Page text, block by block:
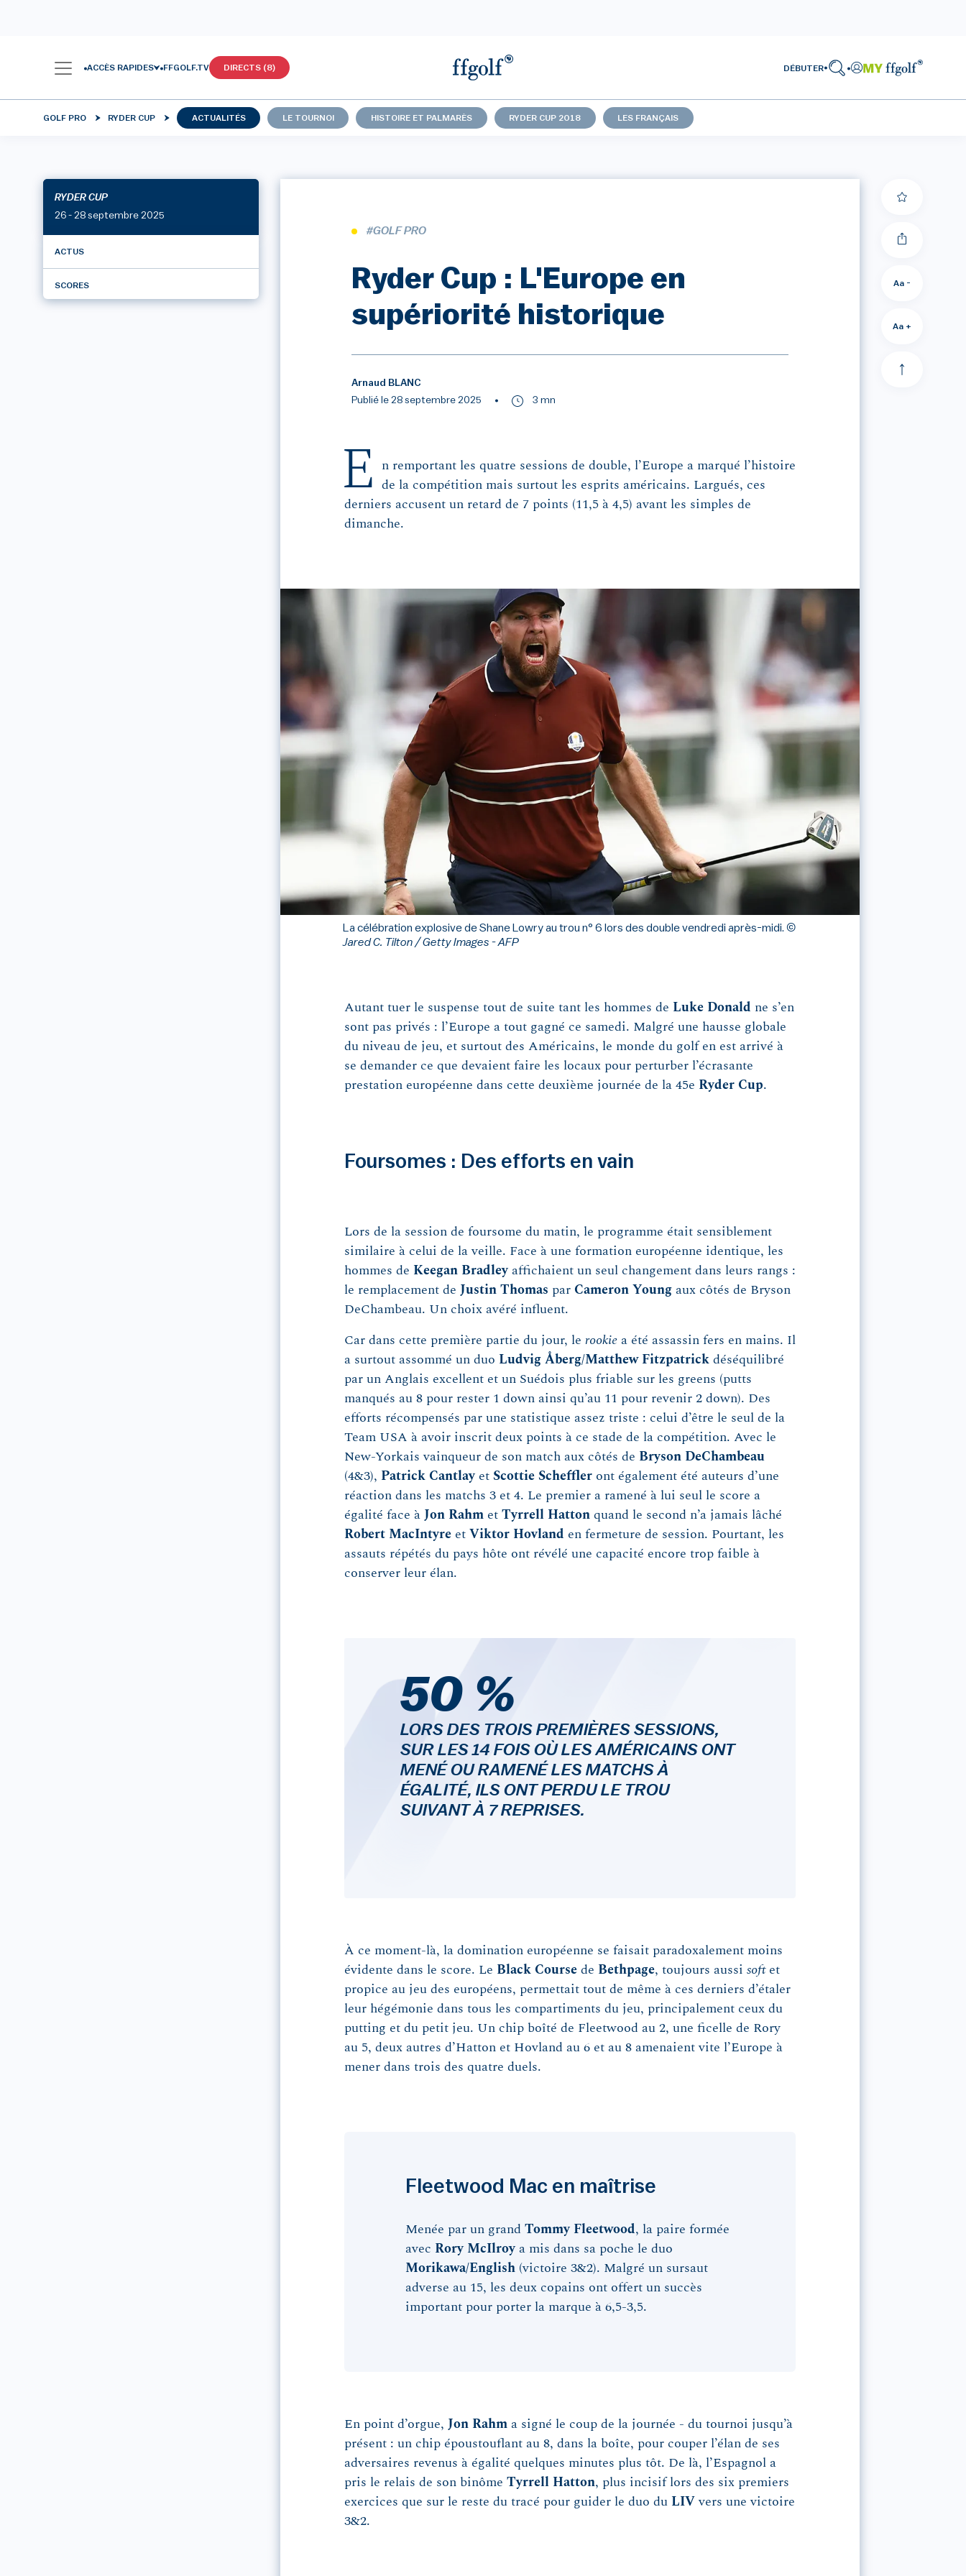
ACCÈS RAPIDES FFGOLF.TV DIRECTS (8) DÉBUTER
GOLF PRO RYDER CUP ACTUALITÉS LE TOURNOI HISTOIRE ET PALMARÈS RYDER CUP 2018 LES FRANÇAIS
RYDER CUP
26 - 28 septembre 2025
ACTUS
SCORES
#GOLF PRO
Ryder Cup : L'Europe en
supériorité historique
Arnaud BLANC
Publié le 28 septembre 2025
3 mn
E
n remportant les quatre sessions de double, l’Europe a marqué l’histoire
de la compétition mais surtout les esprits américains. Largués, ces
derniers accusent un retard de 7 points (11,5 à 4,5) avant les simples de
dimanche.
La célébration explosive de Shane Lowry au trou n° 6 lors des double vendredi après-midi. ©
Jared C. Tilton / Getty Images - AFP
Autant tuer le suspense tout de suite tant les hommes de Luke Donald ne s’en
sont pas privés : l’Europe a tout gagné ce samedi. Malgré une hausse globale
du niveau de jeu, et surtout des Américains, le monde du golf en est arrivé à
se demander ce que devaient faire les locaux pour perturber l’écrasante
prestation européenne dans cette deuxième journée de la 45e Ryder Cup.
Foursomes : Des efforts en vain
Lors de la session de foursome du matin, le programme était sensiblement
similaire à celui de la veille. Face à une formation européenne identique, les
hommes de Keegan Bradleyaffichaient un seul changement dans leurs rangs :
le remplacement de Justin Thomas par Cameron Youngaux côtés de Bryson
DeChambeau. Un choix avéré influent.
Car dans cette première partie du jour, le rookiea été assassin fers en mains. Il
a surtout assommé un duo Ludvig Åberg/Matthew Fitzpatrickdéséquilibré
par un Anglais excellent et un Suédois plus friable sur les greens (putts
manqués au 8 pour rester 1 down ainsi qu’au 11 pour revenir 2 down). Des
efforts récompensés par une statistique assez triste : celui d’être le seul de la
Team USA à avoir inscrit deux points à ce stade de la compétition. Avec le
New-Yorkais vainqueur de son match aux côtés de Bryson DeChambeau
(4&3), Patrick Cantlayet Scottie Scheffleront également été auteurs d’une
réaction dans les matchs 3 et 4. Le premier a ramené à lui seul le score a
égalité face à Jon Rahm et Tyrrell Hattonquand le second n’a jamais lâché
Robert MacIntyreet Viktor Hovland en fermeture de session. Pourtant, les
assauts répétés du pays hôte ont révélé une capacité encore trop faible à
conserver leur élan.
50 %
LORS DES TROIS PREMIÈRES SESSIONS,
SUR LES 14 FOIS OÙ LES AMÉRICAINS ONT
MENÉ OU RAMENÉ LES MATCHS À
ÉGALITÉ, ILS ONT PERDU LE TROU
SUIVANT À 7 REPRISES.
À ce moment-là, la domination européenne se faisait paradoxalement moins
évidente dans le score. Le Black Course de Bethpage, toujours aussi softet
propice au jeu des européens, permettait tout de même à ces derniers d’étaler
leur hégémonie dans tous les compartiments du jeu, principalement ceux du
putting et du petit jeu. Un chip boîté de Fleetwood au 2, une ficelle de Rory
au 5, deux autres d’Hatton et Hovland au 6 et au 8 amenaient vite l’Europe à
mener dans trois des quatre duels.
Fleetwood Mac en maîtrise
Menée par un grand Tommy Fleetwood, la paire formée
avec Rory McIlroya mis dans sa poche le duo
Morikawa/English(victoire 3&2). Malgré un sursaut
adverse au 15, les deux copains ont offert un succès
important pour porter la marque à 6,5-3,5.
En point d’orgue, Jon Rahma signé le coup de la journée - du tournoi jusqu’à
présent : un chip époustouflant au 8, dans la boîte, pour couper l’élan de ses
adversaires revenus à égalité quelques minutes plus tôt. De là, l’Espagnol a
pris le relais de son binôme Tyrrell Hatton, plus incisif lors des six premiers
exercices que sur le reste du tracé pour guider le duo du LIV vers une victoire
3&2.
Aa -
Aa +